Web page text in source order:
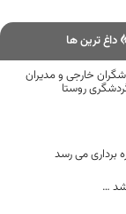
داغ ترین ها
خارجی و مدیران
روستا
…